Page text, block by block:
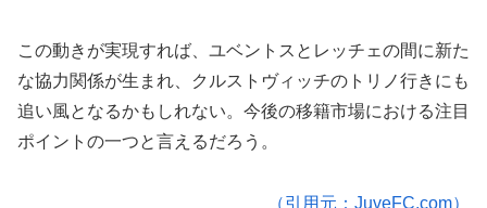
この動きが実現すれば、ユベントスとレッチェの間に新た
な協力関係が生まれ、クルストヴィッチのトリノ行きにも
追い風となるかもしれない。今後の移籍市場における注目
ポイントの一つと言えるだろう。
（引用元：JuveFC.com）